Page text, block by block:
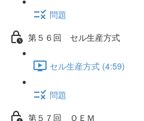
問題
第５６回 セル生産方式
セル生産方式 (4:59)
問題
第５７回 ＯＥＭ